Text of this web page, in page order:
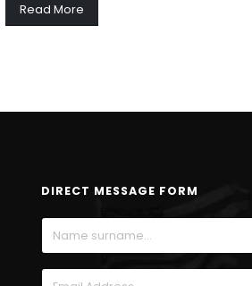
Read More
DIRECT MESSAGE FORM